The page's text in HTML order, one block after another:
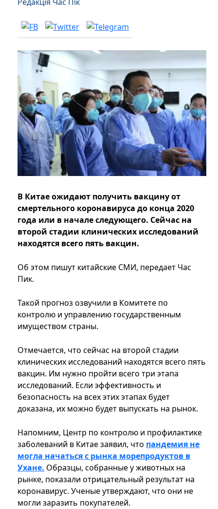
В Китае ожидают получить вакцину от
смертельного коронавируса до конца 2020
года или в начале следующего. Сейчас на
второй стадии клинических исследований
находятся всего пять вакцин.
Об этом пишут китайские СМИ, передает Час
Пик.
Такой прогноз озвучили в Комитете по
контролю и управлению государственным
имуществом страны.
Отмечается, что сейчас на второй стадии
клинических исследований находятся всего пять
вакцин. Им нужно пройти всего три этапа
исследований. Если эффективность и
безопасность на всех этих этапах будет
доказана, их можно будет выпускать на рынок.
Напомним, Центр по контролю и профилактике
заболеваний в Китае заявил, что пандемия не
могла начаться с рынка морепродуктов в
Ухане. Образцы, собранные у животных на
рынке, показали отрицательный результат на
коронавирус. Ученые утверждают, что они не
могли заразить покупателей.